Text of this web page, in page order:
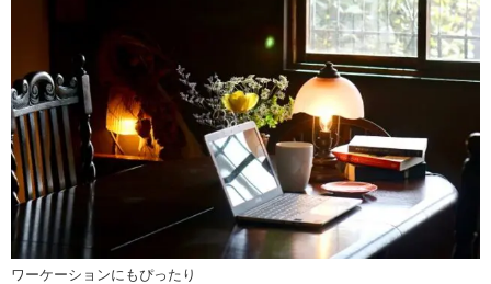
ワーケーションにもぴったり